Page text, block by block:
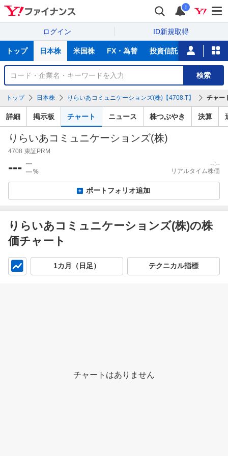
i
ログイン ID新規取得
サ
トップ 日本株 米国株 FX・為替 投資信託 ニュース
銘
検
索
検索
トップ 日本株 りらいあコミュニケーションズ(株)【4708.T】 チャー
詳細 掲示板 チャート ニュース 株つぶやき 決算
りらいあコミュニケーションズ(株)
4708 東証PRM
--- ---
---%
--:--
リアルタイム株価
ポートフォリオ追加
りらいあコミュニケーションズ(株)の株
価チャート
1カ月（日足） テクニカル指標
チャートはありません